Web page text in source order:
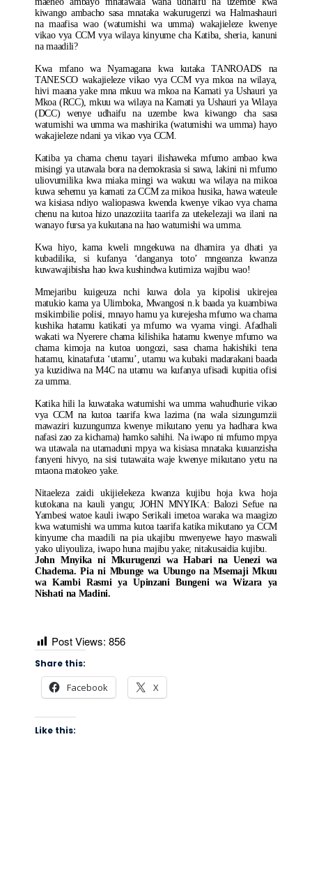
kiwango ambacho sasa mnataka wakurugenzi wa Halmashauri
na maafisa wao (watumishi wa umma) wakajieleze kwenye
vikao vya CCM vya wilaya kinyume cha Katiba, sheria, kanuni
na maadili?
Kwa mfano wa Nyamagana kwa kutaka TANROADS na
TANESCO wakajieleze vikao vya CCM vya mkoa na wilaya,
hivi maana yake mna mkuu wa mkoa na Kamati ya Ushauri ya
Mkoa (RCC), mkuu wa wilaya na Kamati ya Ushauri ya Wilaya
(DCC) wenye udhaifu na uzembe kwa kiwango cha sasa
watumishi wa umma wa mashirika (watumishi wa umma) hayo
wakajieleze ndani ya vikao vya CCM.
Katiba ya chama chenu tayari ilishaweka mfumo ambao kwa
misingi ya utawala bora na demokrasia si sawa, lakini ni mfumo
uliovumilika kwa miaka mingi wa wakuu wa wilaya na mikoa
kuwa sehemu ya kamati za CCM za mikoa husika, hawa wateule
wa kisiasa ndiyo waliopaswa kwenda kwenye vikao vya chama
chenu na kutoa hizo unazoziita taarifa za utekelezaji wa ilani na
wanayo fursa ya kukutana na hao watumishi wa umma.
Kwa hiyo, kama kweli mngekuwa na dhamira ya dhati ya
kubadilika, si kufanya ‘danganya toto’ mngeanza kwanza
kuwawajibisha hao kwa kushindwa kutimiza wajibu wao!
Mmejaribu kuigeuza nchi kuwa dola ya kipolisi ukirejea
matukio kama ya Ulimboka, Mwangosi n.k baada ya kuambiwa
msikimbilie polisi, mnayo hamu ya kurejesha mfumo wa chama
kushika hatamu katikati ya mfumo wa vyama vingi. Afadhali
wakati wa Nyerere chama kilishika hatamu kwenye mfumo wa
chama kimoja na kutoa uongozi, sasa chama hakishiki tena
hatamu, kinatafuta ‘utamu’, utamu wa kubaki madarakani baada
ya kuzidiwa na M4C na utamu wa kufanya ufisadi kupitia ofisi
za umma.
Katika hili la kuwataka watumishi wa umma wahudhurie vikao
vya CCM na kutoa taarifa kwa lazima (na wala sizungumzii
mawaziri kuzungumza kwenye mikutano yenu ya hadhara kwa
nafasi zao za kichama) hamko sahihi. Na iwapo ni mfumo mpya
wa utawala na utamaduni mpya wa kisiasa mnataka kuuanzisha
fanyeni hivyo, na sisi tutawaita waje kwenye mikutano yetu na
mtaona matokeo yake.
Nitaeleza zaidi ukijielekeza kwanza kujibu hoja kwa hoja
kutokana na kauli yangu; JOHN MNYIKA: Balozi Sefue na
Yambesi watoe kauli iwapo Serikali imetoa waraka wa maagizo
kwa watumishi wa umma kutoa taarifa katika mikutano ya CCM
kinyume cha maadili na pia ukajibu mwenyewe hayo maswali
yako uliyouliza, iwapo huna majibu yake; nitakusaidia kujibu.
John Mnyika ni Mkurugenzi wa Habari na Uenezi wa
Chadema. Pia ni Mbunge wa Ubungo na Msemaji Mkuu
wa Kambi Rasmi ya Upinzani Bungeni wa Wizara ya
Nishati na Madini.
Post Views: 856
Share this:
Facebook X
Like this: